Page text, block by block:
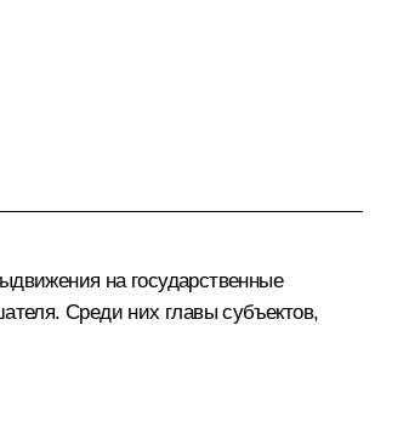
на государственные
Среди них главы субъектов,